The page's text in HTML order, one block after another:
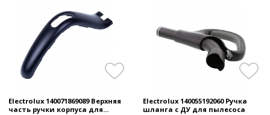
Electrolux 140071869089 Верхняя
часть ручки корпуса для...
Electrolux 140055192060 Ручка
шланга с ДУ для пылесоса